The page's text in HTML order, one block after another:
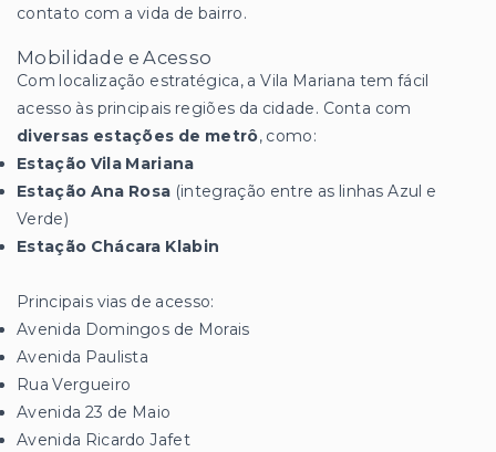
contato com a vida de bairro.
Mobilidade e Acesso
Com localização estratégica, a Vila Mariana tem fácil
acesso às principais regiões da cidade. Conta com
diversas estações de metrô, como:
Estação Vila Mariana
Estação Ana Rosa (integração entre as linhas Azul e
Verde)
Estação Chácara Klabin
Principais vias de acesso:
Avenida Domingos de Morais
Avenida Paulista
Rua Vergueiro
Avenida 23 de Maio
Avenida Ricardo Jafet